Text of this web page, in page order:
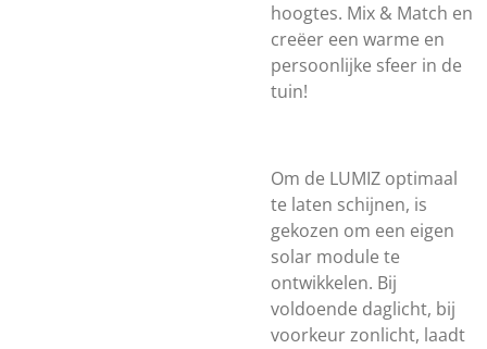
hoogtes. Mix & Match en
creëer een warme en
persoonlijke sfeer in de
tuin!
Om de LUMIZ optimaal
te laten schijnen, is
gekozen om een eigen
solar module te
ontwikkelen. Bij
voldoende daglicht, bij
voorkeur zonlicht, laadt